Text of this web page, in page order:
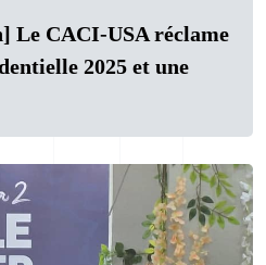
Le CACI-USA réclame
2025 et une